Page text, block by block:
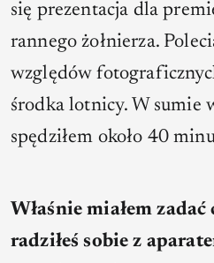
się prezentacja dla
rannego żołnierza.
względów
środka lotnicy. W sumie
spędziłem około 40
Właśnie miałem
radziłeś sobie z